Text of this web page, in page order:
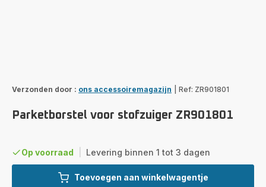
Verzonden door : ons accessoiremagazijn Ref: ZR901801
Parketborstel voor stofzuiger ZR901801
Op voorraad Levering binnen 1 tot 3 dagen
Toevoegen aan winkelwagentje